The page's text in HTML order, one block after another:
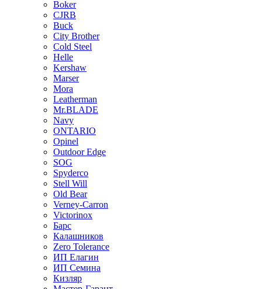
Boker
CJRB
Buck
City Brother
Cold Steel
Helle
Kershaw
Marser
Mora
Leatherman
Mr.BLADE
Navy
ONTARIO
Opinel
Outdoor Edge
SOG
Spyderco
Stell Will
Old Bear
Verney-Carron
Victorinox
Барс
Калашников
Zero Tolerance
ИП Елагин
ИП Семина
Кизляр